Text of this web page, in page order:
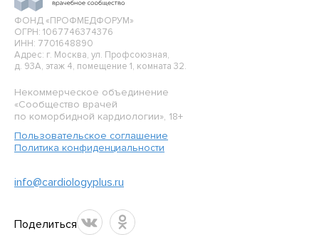
ФОНД «ПРОФМЕДФОРУМ»
ОГРН: 1067746374376
ИНН: 7701648890
Адрес: г. Москва, ул. Профсоюзная,
д. 93А, этаж 4, помещение 1, комната 32.
Некоммерческое объединение
«Сообщество врачей
по коморбидной кардиологии», 18+
Пользовательское соглашение
Политика конфиденциальности
info@cardiologyplus.ru
Поделиться